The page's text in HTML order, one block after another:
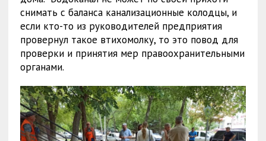
снимать с баланса канализационные колодцы, и
если кто-то из руководителей предприятия
провернул такое втихомолку, то это повод для
проверки и принятия мер правоохранительными
органами.